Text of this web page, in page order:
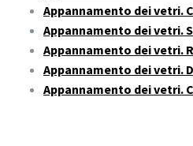
Appannamento dei vetri.
Appannamento dei vetri.
Appannamento dei vetri.
Appannamento dei vetri.
Appannamento dei vetri.